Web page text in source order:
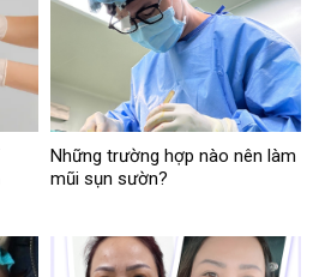
Những trường hợp nào nên làm
mũi sụn sườn?